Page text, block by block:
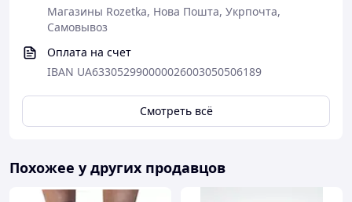
Магазины Rozetka, Нова Пошта, Укрпочта,
Самовывоз
Оплата на счет
IBAN UA633052990000026003050506189
Смотреть всё
Похожее у других продавцов